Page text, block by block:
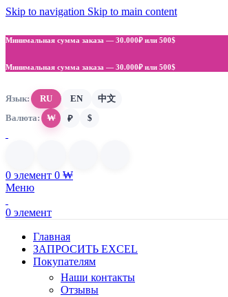
Skip to navigation Skip to main content
Минимальная сумма заказа — 30.000₽ или 500$
Минимальная сумма заказа — 30.000₽ или 500$
Язык: RU EN
中文
Валюта:
₩ ₽ $
0 элемент 0 ₩
Меню
0 элемент
Главная
ЗАПРОСИТЬ EXCEL
Покупателям
Наши контакты
Отзывы